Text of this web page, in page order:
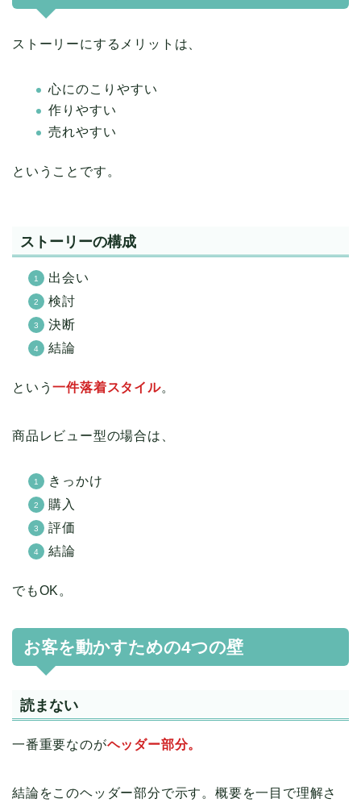
ストーリーにするメリットは、
心にのこりやすい
作りやすい
売れやすい
ということです。
ストーリーの構成
出会い
検討
決断
結論
という一件落着スタイル。
商品レビュー型の場合は、
きっかけ
購入
評価
結論
でもOK。
お客を動かすための4つの壁
読まない
一番重要なのがヘッダー部分。
結論をこのヘッダー部分で示す。概要を一目で理解さ